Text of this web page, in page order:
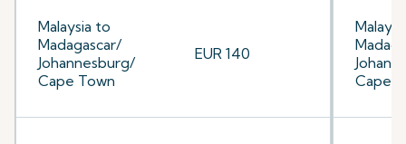
Malaysia to
Madagascar/
Johannesburg/
Cape Town
EUR 140
Cape